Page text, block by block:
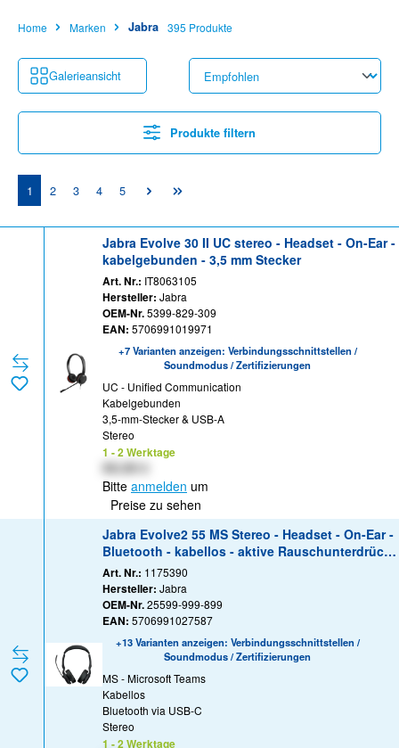
Home Marken Jabra 395 Produkte
Galerieansicht
Produkte filtern
Seite
1 Seite
2 Seite
3 Seite
4 Seite
5
Jabra Evolve 30 II UC stereo - Headset - On-Ear -
kabelgebunden - 3,5 mm Stecker
Art. Nr.: IT8063105
Hersteller: Jabra
OEM-Nr.5399-829-309
EAN: 5706991019971
+7 Varianten anzeigen: Verbindungsschnittstellen /
Soundmodus / Zertifizierungen
UC - Unified Communication
Kabelgebunden
3,5-mm-Stecker & USB-A
Stereo
1 - 2 Werktage
XX,XX €
Bitte anmelden um
Preise zu sehen
Jabra Evolve2 55 MS Stereo - Headset - On-Ear -
Bluetooth - kabellos - aktive Rauschunterdrück
ung - USB-C - Schwarz - Zoom Certified, Cisco
Webex Certified, Alcatel-Lucent-zertifiziert, Avay
a Certified, Unify Certified, MFi Certified, Google
Meet Certifie
Art. Nr.: 1175390
Hersteller: Jabra
OEM-Nr.25599-999-899
EAN: 5706991027587
+13 Varianten anzeigen: Verbindungsschnittstellen /
Soundmodus / Zertifizierungen
MS - Microsoft Teams
Kabellos
Bluetooth via USB-C
Stereo
1 - 2 Werktage